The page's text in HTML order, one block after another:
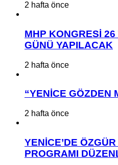
2 hafta önce
MHP KONGRESİ
GÜNÜ YAPILACAK
2 hafta önce
“YENİCE GÖZDEN
2 hafta önce
YENİCE’DE
PROGRAMI